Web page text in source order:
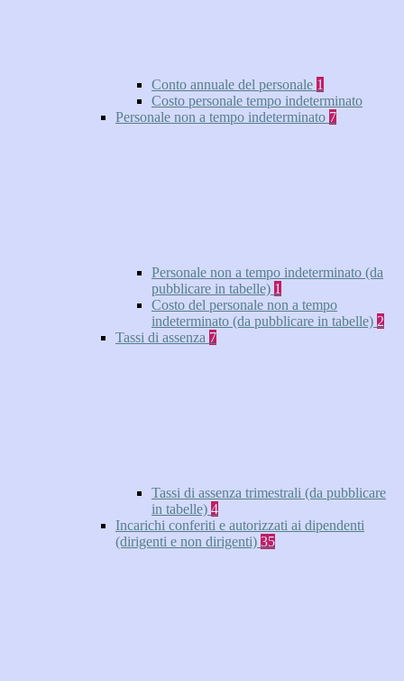
Conto annuale del personale 1
Costo personale tempo indeterminato
Personale non a tempo indeterminato 7
Personale non a tempo indeterminato (da
pubblicare in tabelle) 1
Costo del personale non a tempo
indeterminato (da pubblicare in tabelle) 2
Tassi di assenza 7
Tassi di assenza trimestrali (da pubblicare
in tabelle) 4
Incarichi conferiti e autorizzati ai dipendenti
(dirigenti e non dirigenti) 35